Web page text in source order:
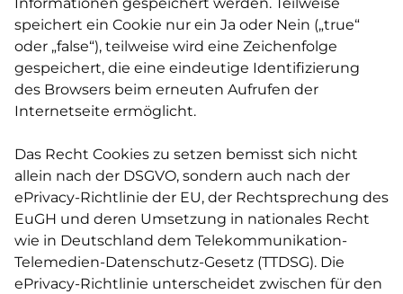
speichert ein Cookie nur ein Ja oder Nein („true“
oder „false“), teilweise wird eine Zeichenfolge
gespeichert, die eine eindeutige Identifizierung
des Browsers beim erneuten Aufrufen der
Internetseite ermöglicht.
Das Recht Cookies zu setzen bemisst sich nicht
allein nach der DSGVO, sondern auch nach der
ePrivacy-Richtlinie der EU, der Rechtsprechung des
EuGH und deren Umsetzung in nationales Recht
wie in Deutschland dem Telekommunikation-
Telemedien-Datenschutz-Gesetz (TTDSG). Die
ePrivacy-Richtlinie unterscheidet zwischen für den